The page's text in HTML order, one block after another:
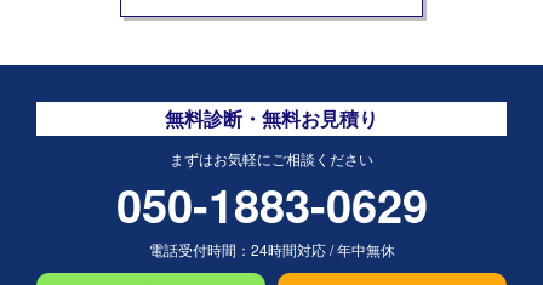
無料診断・無料お見積り
まずはお気軽にご相談ください
050-1883-0629
電話受付時間： 24時間対応/年中無休